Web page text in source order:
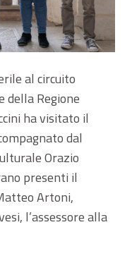
al circuito
della Regione
ha visitato il
dal
Orazio
presenti il
Artoni,
l’assessore alla